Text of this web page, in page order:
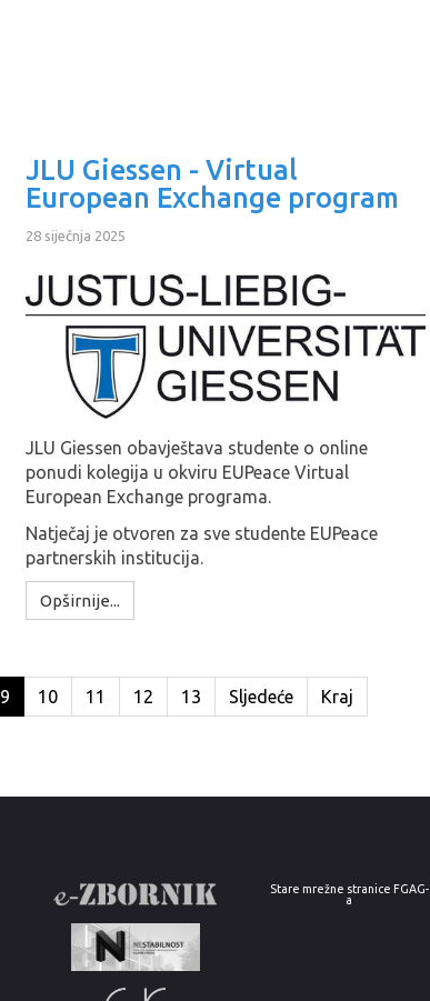
JLU Giessen - Virtual
European Exchange program
28 siječnja 2025
JLU Giessen obavještava studente o online
ponudi kolegija u okviru EUPeace Virtual
European Exchange programa.
Natječaj je otvoren za sve studente EUPeace
partnerskih institucija.
Opširnije...
9 10 11 12 13 Sljedeće Kraj
Stare mrežne stranice FGAG-
a